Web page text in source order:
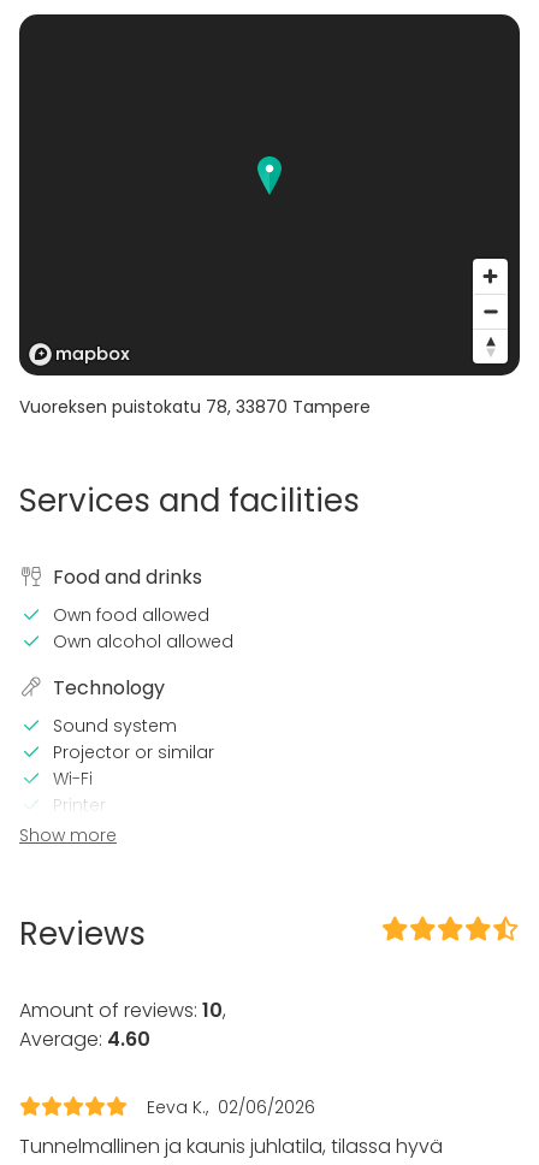
Vuoreksen puistokatu 78, 33870 Tampere
Services and facilities
Food and drinks
Own food allowed
Own alcohol allowed
Technology
Sound system
Projector or similar
Wi-Fi
Printer
TV / Screen
Kitchen for customer
Dinnerware
Wedding
Dinner / Lunch
Meeting
Conference / Seminar
Show more
Reviews
Amount of reviews: 10,
Average: 4.60
Eeva K. 02/06/2026
Tunnelmallinen ja kaunis juhlatila, tilassa hyvä